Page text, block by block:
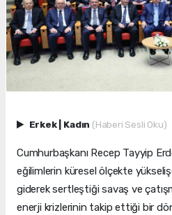
Erkek Kadın (Haberi Sesli Oku)
Cumhurbaşkanı Recep Tayyip
eğilimlerin küresel ölçekte
giderek sertleştiği savaş ve
enerji krizlerinin takip ettiği bir